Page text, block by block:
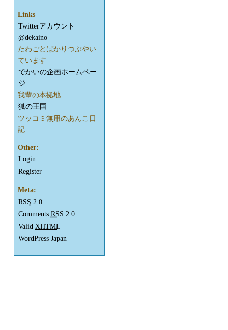
Links
Twitterアカウント
@dekaino
たわごとばかりつぶやい
ています
でかいの企画ホームペー
ジ
我輩の本拠地
狐の王国
ツッコミ無用のあんこ日
記
Other:
Login
Register
Meta:
RSS 2.0
Comments RSS 2.0
Valid XHTML
WordPress Japan